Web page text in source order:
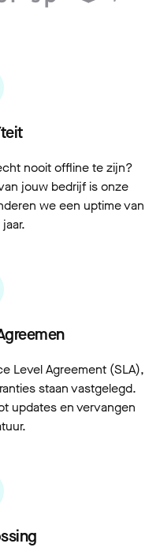
nooit offline te zijn?
jouw bedrijf is onze
we een uptime van
Level Agreement (SLA),
staan vastgelegd.
updates en vervangen